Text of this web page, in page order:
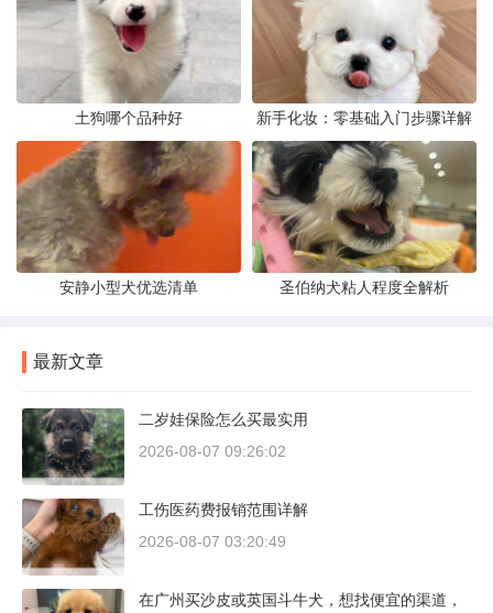
土狗哪个品种好 新手化妆：零基础入门步骤详解
安静小型犬优选清单 圣伯纳犬粘人程度全解析
最新文章
二岁娃保险怎么买最实用
2026-08-07 09:26:02
工伤医药费报销范围详解
2026-08-07 03:20:49
在广州买沙皮或英国斗牛犬，想找便宜的渠道，